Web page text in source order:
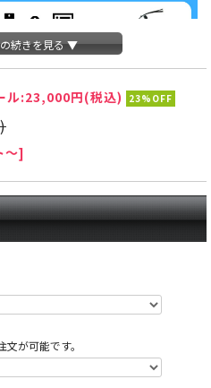
ルが空けたネジ穴がありますが、これ
続きを見る ▼
ル:23,000円(税込) 23%OFF
～]
が可能です。